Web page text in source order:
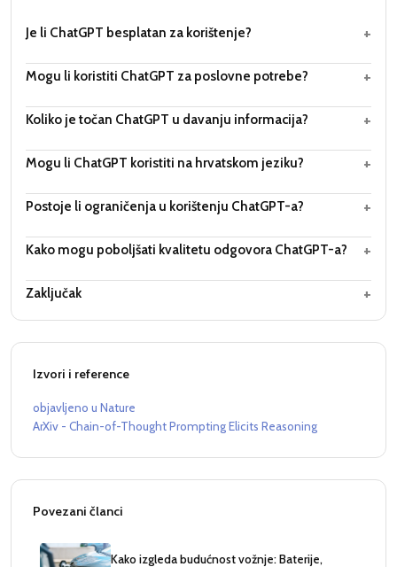
Je li ChatGPT besplatan za korištenje? +
Mogu li koristiti ChatGPT za poslovne potrebe? +
Koliko je točan ChatGPT u davanju informacija? +
Mogu li ChatGPT koristiti na hrvatskom jeziku? +
Postoje li ograničenja u korištenju ChatGPT-a? +
Kako mogu poboljšati kvalitetu odgovora ChatGPT-a? +
Zaključak +
Izvori i reference
objavljeno u Nature
ArXiv - Chain-of-Thought Prompting Elicits Reasoning
Povezani članci
Kako izgleda budućnost vožnje: Baterije,